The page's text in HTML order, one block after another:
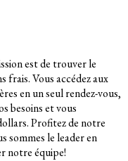
est de trouver le
frais. Vous accédez aux
en un seul rendez-vous,
besoins et vous
Profitez de notre
sommes le leader en
notre équipe!